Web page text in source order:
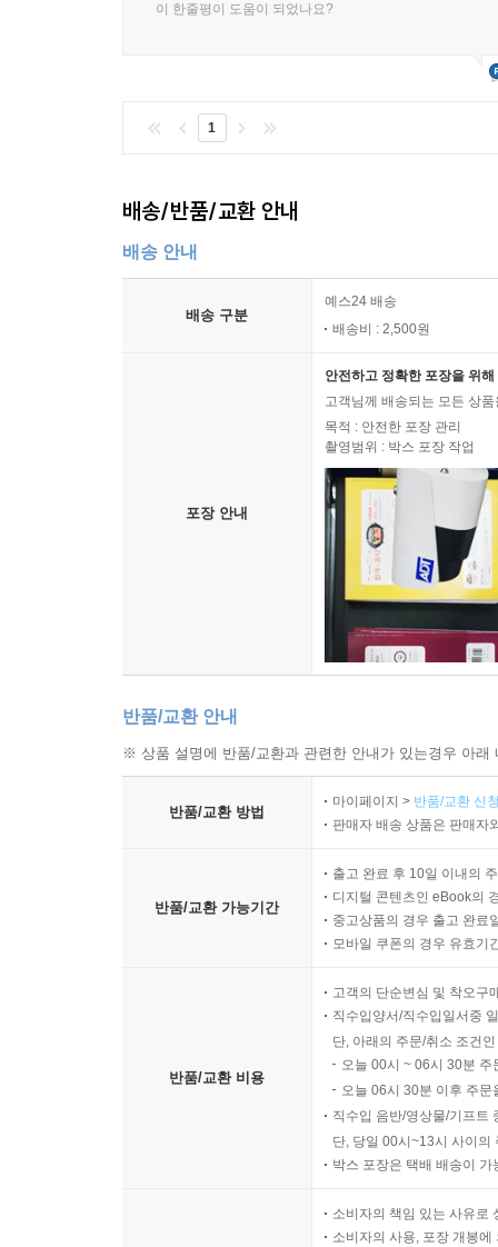
이 한줄평이 도움이 되었나요?
1
배송/반품/교환 안내
배송 안내
배송 구분
예스24 배송
배송비 : 2,500원
포장 안내
안전하고 정확한 포장을 위
고객님께 배송되는 모든 상
목적 : 안전한 포장 관리
촬영범위 : 박스 포장 작업
반품/교환 안내
※ 상품 설명에 반품/교환과 관련한 안내가 있는경우 아
반품/교환 방법
마이페이지 > 반품/교환 신
판매자 배송 상품은 판매자
반품/교환 가능기간
출고 완료 후 10일 이내의
디지털 콘텐츠인 eBook의
중고상품의 경우 출고 완료
모바일 쿠폰의 경우 유효기
반품/교환 비용
고객의 단순변심 및 착오구
직수입양서/직수입일서중
단, 아래의 주문/취소 조건
오늘 00시 ~ 06시 30분
오늘 06시 30분 이후 주
직수입 음반/영상물/기프트
단, 당일 00시~13시 사이의
박스 포장은 택배 배송이
소비자의 책임 있는 사유로
소비자의 사용, 포장 개봉